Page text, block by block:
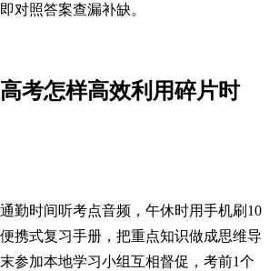
对照答案查漏补缺。
考怎样高效利用碎片时
勤时间听考点音频，午休时用手机刷10
携式复习手册，把重点知识做成思维导
参加本地学习小组互相督促，考前1个